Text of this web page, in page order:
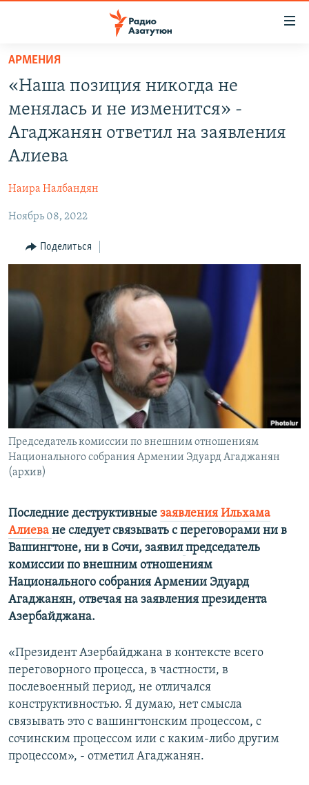
Перейти
основному
содержанию
Перейти
основной
Перейти
ПОЛИТИКА
ОБЩЕСТВО
РЕГИОН
НАГОРНЫЙ КАРАБАХ
КУЛЬТУРА
АРХИВ
English
Русский
Все сайты Радио Азатутюн
АРМЕНИЯ
«Наша позиция никогда не
менялась и не изменится» -
Агаджанян ответил на заявления
Алиева
Наира Налбандян
Ноябрь 08, 2022
Поделиться
Председатель комиссии по внешним отношениям
Национального собрания Армении Эдуард Агаджанян
(архив)
Последние деструктивные заявления Ильхама
Алиева не следует связывать с переговорами ни в
Вашингтоне, ни в Сочи, заявил председатель
комиссии по внешним отношениям
Национального собрания Армении Эдуард
Агаджанян, отвечая на заявления президента
Азербайджана.
«Президент Азербайджана в контексте всего
переговорного процесса, в частности, в
послевоенный период, не отличался
конструктивностью. Я думаю, нет смысла
связывать это с вашингтонским процессом, с
сочинским процессом или с каким-либо другим
процессом», - отметил Агаджанян.